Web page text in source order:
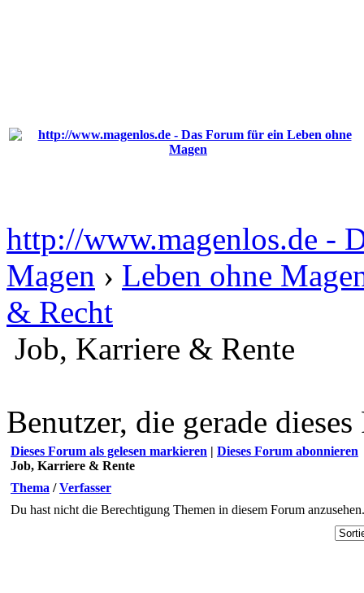
http://www.magenlos.de -
Magen › Leben ohne
& Recht
Job, Karriere & Rente
Benutzer, die gerade
Dieses Forum als gelesen markieren | Dieses Forum abonnieren
Job, Karriere & Rente
Thema /Verfasser
Du hast nicht die Berechtigung Themen in diesem Forum anzusehen.